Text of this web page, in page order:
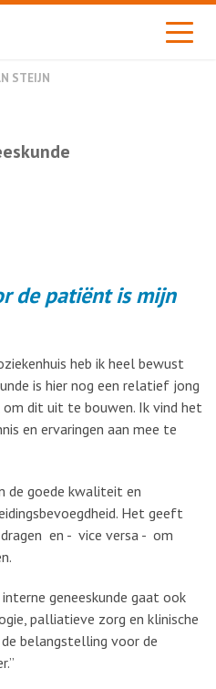
STEIJN
de patiënt is mijn
heb ik heel bewust
is hier nog een relatief jong
om dit uit te bouwen. Ik vind het
en ervaringen aan mee te
de goede kwaliteit en
Het geeft
en - vice versa - om
geneeskunde gaat ook
palliatieve zorg en klinische
belangstelling voor de